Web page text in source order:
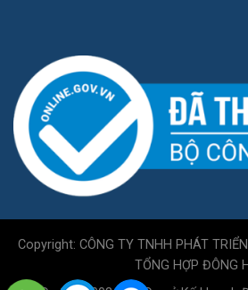
Copyright: CÔNG TY TNHH PHÁT
TỔNG HỢP ĐÔNG